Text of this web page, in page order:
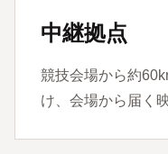
中継拠点
競技会場から約
け、会場から届く